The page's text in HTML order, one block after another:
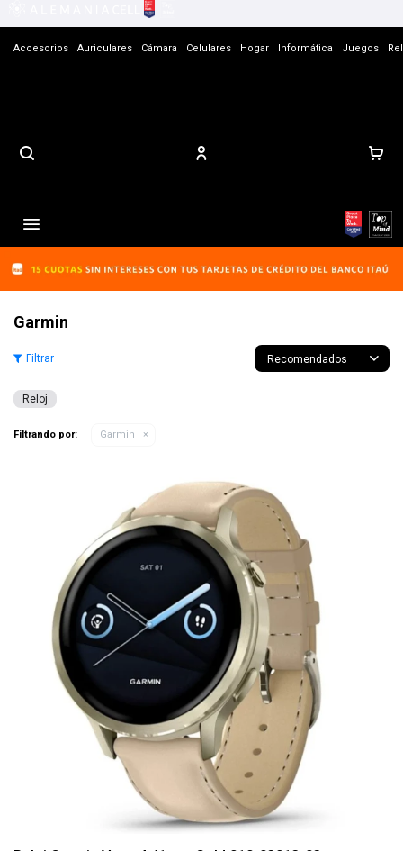
Accesorios Auriculares Cámara Celulares Hogar Informática Juegos

Garmin
Recomendados
Reloj
Filtrando por: Garmin